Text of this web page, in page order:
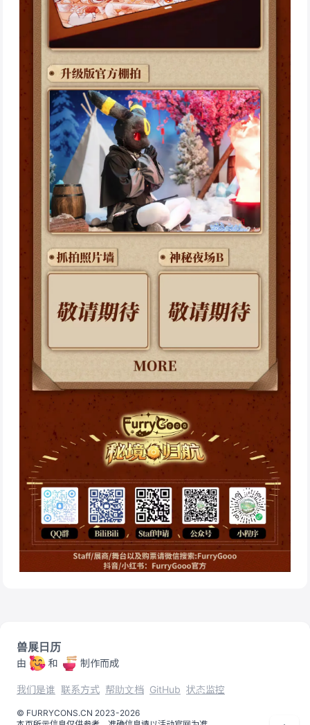
兽展日历
由 和 制作而成
我们是谁 联系方式 帮助文档 GitHub 状态监控
©️ FURRYCONS.CN 2023-2026